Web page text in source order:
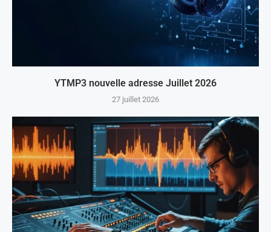
YTMP3 nouvelle adresse Juillet 2026
27 juillet 2026